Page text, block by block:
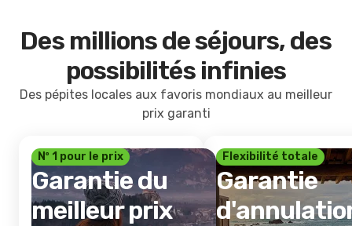
Des millions de séjours, des
possibilités infinies
Des pépites locales aux favoris mondiaux au meilleur
prix garanti
Nº 1 pour le prix
Garantie du
meilleur prix
Flexibilité totale
Garantie